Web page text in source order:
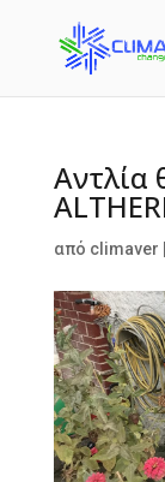
Αντλία
από climaver